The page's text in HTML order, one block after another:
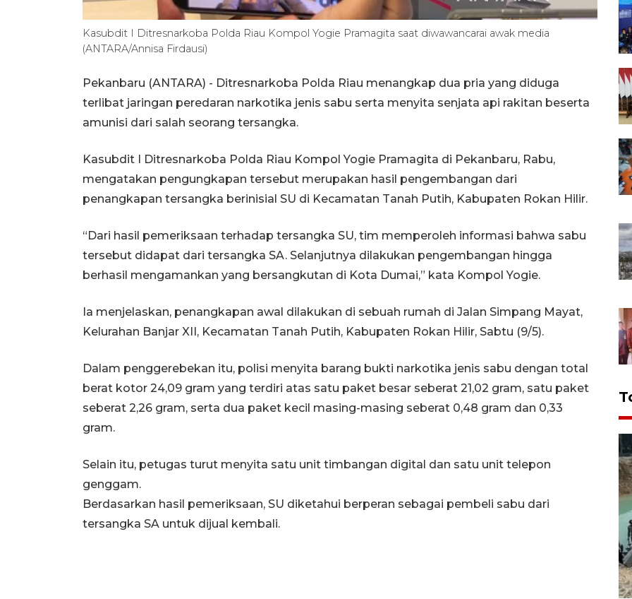
Kasubdit I Ditresnarkoba Polda Riau Kompol Yogie Pramagita saat diwawancarai awak media
(ANTARA/Annisa Firdausi)
Pekanbaru (ANTARA) - Ditresnarkoba Polda Riau menangkap dua pria yang diduga
terlibat jaringan peredaran narkotika jenis sabu serta menyita senjata api rakitan beserta
amunisi dari salah seorang tersangka.
Kasubdit I Ditresnarkoba Polda Riau Kompol Yogie Pramagita di Pekanbaru, Rabu,
mengatakan pengungkapan tersebut merupakan hasil pengembangan dari
penangkapan tersangka berinisial SU di Kecamatan Tanah Putih, Kabupaten Rokan Hilir.
“Dari hasil pemeriksaan terhadap tersangka SU, tim memperoleh informasi bahwa sabu
tersebut didapat dari tersangka SA. Selanjutnya dilakukan pengembangan hingga
berhasil mengamankan yang bersangkutan di Kota Dumai,” kata Kompol Yogie.
Ia menjelaskan, penangkapan awal dilakukan di sebuah rumah di Jalan Simpang Mayat,
Kelurahan Banjar XII, Kecamatan Tanah Putih, Kabupaten Rokan Hilir, Sabtu (9/5).
Dalam penggerebekan itu, polisi menyita barang bukti narkotika jenis sabu dengan total
berat kotor 24,09 gram yang terdiri atas satu paket besar seberat 21,02 gram, satu paket
seberat 2,26 gram, serta dua paket kecil masing-masing seberat 0,48 gram dan 0,33
gram.
Selain itu, petugas turut menyita satu unit timbangan digital dan satu unit telepon
genggam.
Berdasarkan hasil pemeriksaan, SU diketahui berperan sebagai pembeli sabu dari
tersangka SA untuk dijual kembali.